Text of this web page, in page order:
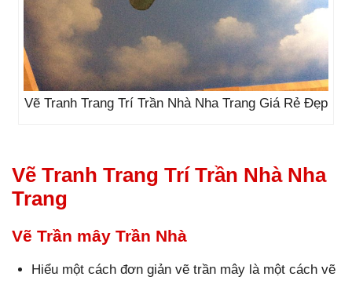
Vẽ Tranh Trang Trí Trần Nhà Nha Trang Giá Rẻ Đẹp
Vẽ Tranh Trang Trí Trần Nhà Nha
Trang
Vẽ Trần mây Trần Nhà
Hiểu một cách đơn giản vẽ trần mây là một cách vẽ